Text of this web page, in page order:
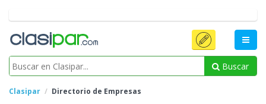
Buscar
Clasipar Directorio de Empresas